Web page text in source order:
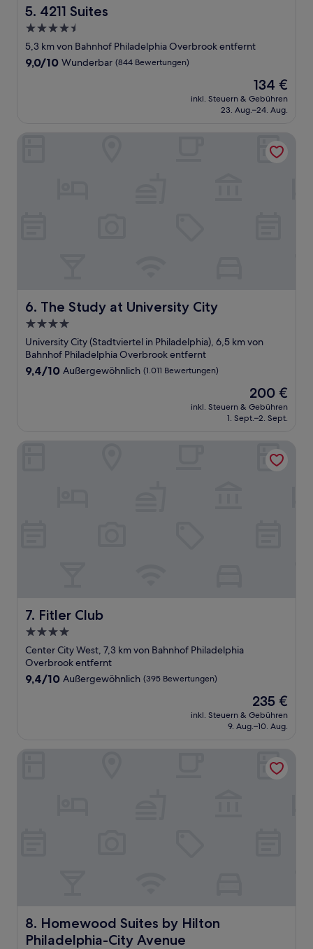
5. 4211 Suites
4211 Suites
4.5-
Sterne-
Unterkunft
5,3 km von Bahnhof Philadelphia Overbrook entfernt
9.0
9,0/10 Wunderbar (844 Bewertungen)
Der
Preis
beträgt
134 €
inkl. Steuern & Gebühren
23. Aug.–24. Aug.
6. The Study at University City
The Study at University City
4.0-
Sterne-
Unterkunft
University City (Stadtviertel in Philadelphia), 6,5 km von
Bahnhof Philadelphia Overbrook entfernt
9.4
9,4/10 Außergewöhnlich (1.011 Bewertungen)
Der
Preis
beträgt
200 €
inkl. Steuern & Gebühren
1. Sept.–2. Sept.
7. Fitler Club
Fitler Club
4.0-
Sterne-
Unterkunft
Center City West, 7,3 km von Bahnhof Philadelphia
Overbrook entfernt
9.4
9,4/10 Außergewöhnlich (395 Bewertungen)
Der
Preis
beträgt
235 €
inkl. Steuern & Gebühren
9. Aug.–10. Aug.
8. Homewood Suites by Hilton
Philadelphia-City Avenue
Homewood Suites by Hilton Philadelphia-City Avenue
Homewood Suites by Hilton Philadelphia-City Avenue